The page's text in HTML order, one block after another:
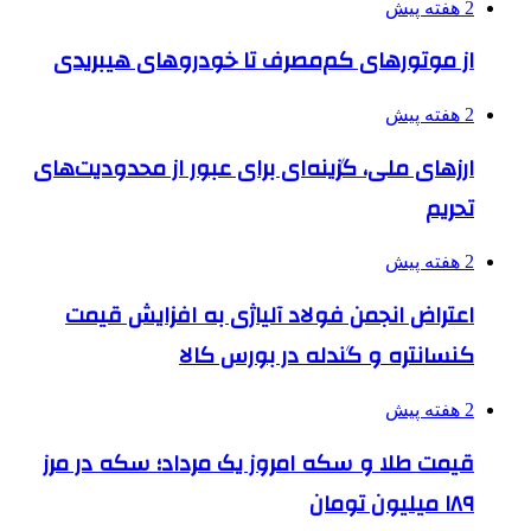
2 هفته پیش
از موتورهای کم‌مصرف تا خودروهای هیبریدی
2 هفته پیش
ارزهای ملی، گزینه‌ای برای عبور از محدودیت‌های
تحریم
2 هفته پیش
اعتراض انجمن فولاد آلیاژی به افزایش قیمت
کنسانتره و گندله در بورس کالا
2 هفته پیش
قیمت طلا و سکه امروز یک مرداد؛ سکه در مرز
۱۸۹ میلیون تومان